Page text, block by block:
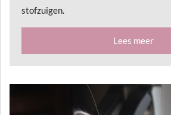
stofzuigen.
Lees meer